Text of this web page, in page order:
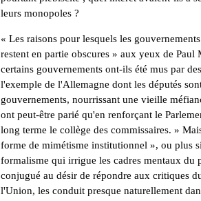
leurs monopoles ?
« Les raisons pour lesquels les
restent en partie obscures » aux yeux de Paul
certains gouvernements ont-ils été mus par
l'exemple de l'Allemagne dont les députés
gouvernements, nourrissant une vieille
ont peut-être parié qu'en renforçant le
long terme le collège des commissaires. »
forme de mimétisme institutionnel », ou plus
formalisme qui irrigue les cadres mentaux du
conjugué au désir de répondre aux critiques
l'Union, les conduit presque naturellement